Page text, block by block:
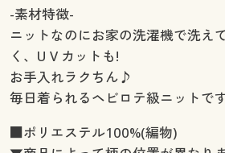
-素材特徴-
ニットなのにお家の洗濯機で洗え
く、U V カットも!
お手入れラクちん♪
毎日着られるヘビロテ級ニットです
■ポリエステル100%(編物)